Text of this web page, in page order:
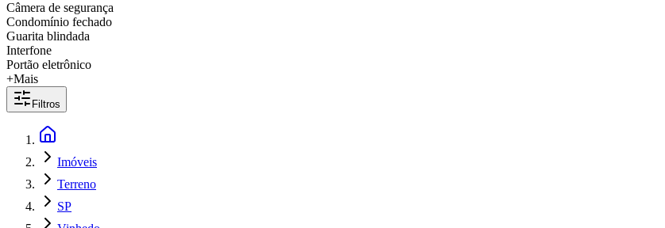
Câmera de segurança
Condomínio fechado
Guarita blindada
Interfone
Portão eletrônico
+Mais
Filtros
Imóveis
Terreno
SP